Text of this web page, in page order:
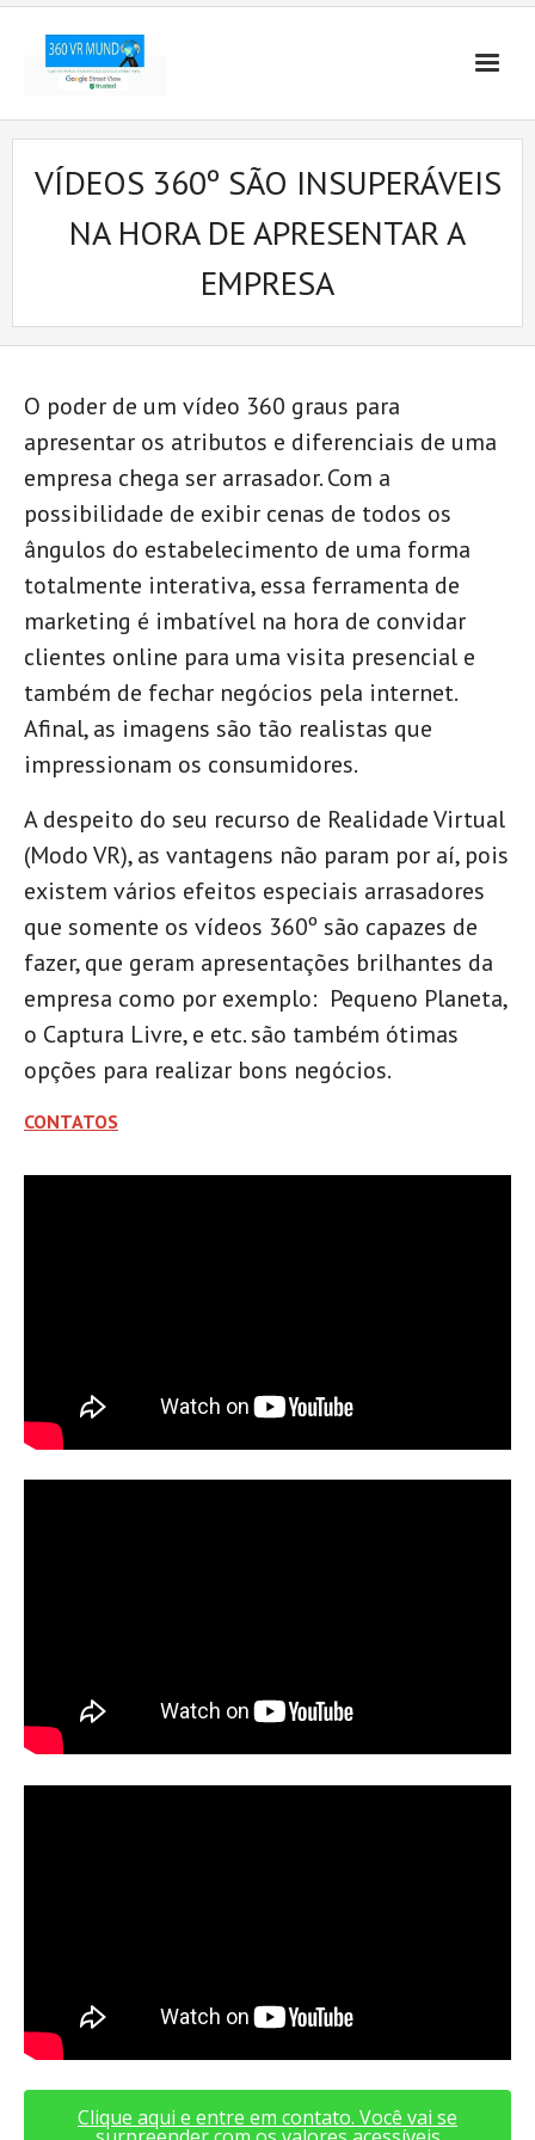
VÍDEOS 360º SÃO INSUPERÁVEIS
NA HORA DE APRESENTAR A
EMPRESA
O poder de um vídeo 360 graus para
apresentar os atributos e diferenciais de uma
empresa chega ser arrasador. Com a
possibilidade de exibir cenas de todos os
ângulos do estabelecimento de uma forma
totalmente interativa, essa ferramenta de
marketing é imbatível na hora de convidar
clientes online para uma visita presencial e
também de fechar negócios pela internet.
Afinal, as imagens são tão realistas que
impressionam os consumidores.
A despeito do seu recurso de Realidade Virtual
(Modo VR), as vantagens não param por aí, pois
existem vários efeitos especiais arrasadores
que somente os vídeos 360º são capazes de
fazer, que geram apresentações brilhantes da
empresa como por exemplo: Pequeno Planeta,
o Captura Livre, e etc. são também ótimas
opções para realizar bons negócios.
CONTATOS
Clique aqui e entre em contato. Você vai se